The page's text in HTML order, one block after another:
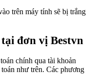
trên máy tính sẽ bị trắng
đơn vị Bestvn
chính qua tài khoản
như trên. Các phương